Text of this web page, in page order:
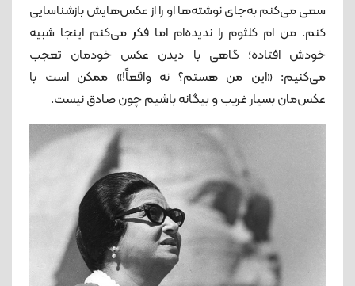
سعی می‌کنم به‌جای نوشته‌ها او را از عکس‌هایش بازشناسایی
کنم. من ام کلثوم را ندیده‌ام اما فکر می‌کنم اینجا شبیه
خودش افتاده؛ گاهی با دیدن عکس خودمان تعجب
می‌کنیم: «این من هستم؟ نه واقعاً!» ممکن است با
عکس‌مان بسیار غریب و بیگانه باشیم چون صادق نیست.